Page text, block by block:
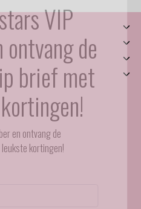
VIP
de
brief met
en ontvang de
kortingen!